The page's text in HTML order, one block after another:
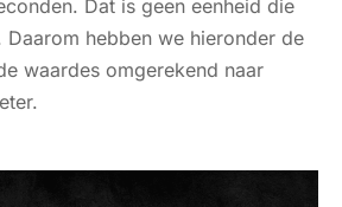
Dat is geen eenheid die
hebben we hieronder de
waardes omgerekend naar